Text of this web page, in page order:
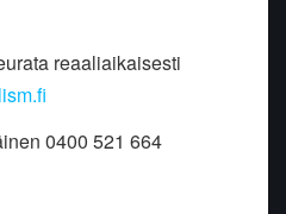
reaaliaikaisesti
0400 521 664